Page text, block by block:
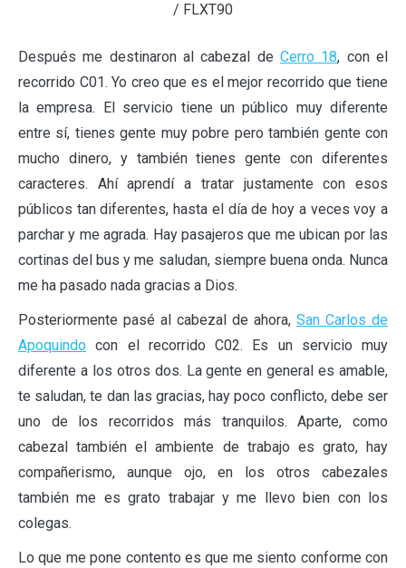
/ FLXT90
Después me destinaron al cabezal de Cerro 18, con el
recorrido C01. Yo creo que es el mejor recorrido que tiene
la empresa. El servicio tiene un público muy diferente
entre sí, tienes gente muy pobre pero también gente con
mucho dinero, y también tienes gente con diferentes
caracteres. Ahí aprendí a tratar justamente con esos
públicos tan diferentes, hasta el día de hoy a veces voy a
parchar y me agrada. Hay pasajeros que me ubican por las
cortinas del bus y me saludan, siempre buena onda. Nunca
me ha pasado nada gracias a Dios.
Posteriormente pasé al cabezal de ahora, San Carlos de
Apoquindo con el recorrido C02. Es un servicio muy
diferente a los otros dos. La gente en general es amable,
te saludan, te dan las gracias, hay poco conflicto, debe ser
uno de los recorridos más tranquilos. Aparte, como
cabezal también el ambiente de trabajo es grato, hay
compañerismo, aunque ojo, en los otros cabezales
también me es grato trabajar y me llevo bien con los
colegas.
Lo que me pone contento es que me siento conforme con